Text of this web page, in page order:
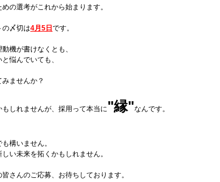
の選考がこれから始まります。
の〆切は4月5日 です。
機が書けなくとも、
悩んでいても、
みませんか？
もしれませんが、採用って本当に"縁"なんです。
構いません。
い未来を拓くかもしれません。
さんのご応募、お待ちしております。